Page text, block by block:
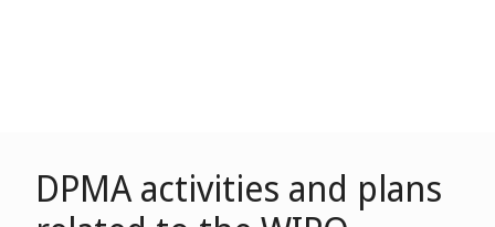
DPMA activities and plans